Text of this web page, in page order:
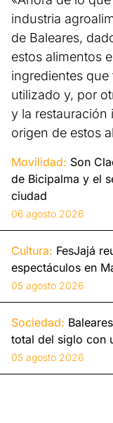
industria
de Baleares,
estos alimentos
ingredientes
utilizado y, por
y la restauración
origen de estos
Movilidad: Son
de Bicipalma y el
ciudad
06 agosto 2026
Cultura: FesJajá
espectáculos en
05 agosto 2026
Sociedad:
total del siglo con
05 agosto 2026